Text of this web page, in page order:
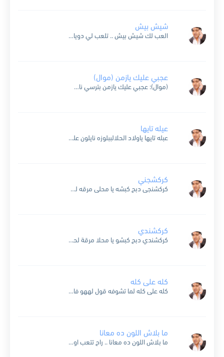
شيش بيش
العب لك شيش بيش .. تلعب لي دوياك بلاش لعب الدراويش .. عقدتنا لازم تنفك نلعب .. نلعب .. نلعب .. نلعب طعم البسبوسه وبس .. مش عايز بيا تحس...
عجبي عليك يازمن (موال)
(موال): عجبي عليك يازمن بترسي ناس ع البر وناس تتوه في البحر آسوا العذاب وأمر وناس غلابه رزقهم من خرم إبره يمر عايشين كده في المحن ولا شافوا لحظه تسر...
عيله تايها
عبله تايها ياولاد الحلالببلوزه نايلون على جيبه ترجالالحلوه خوخه خوخه جت بعد دوخه دوخهواللي يلاقيها يخطرنا في الحال ياولاد الحلال شاطره وشطوره امره وامورهالقدر قلبتها على فمها ما طلعت لبابا طلعت...
كركشجني
كركشنجى دبح كبشه يا محلى مرقه لحم كبشه عكشو فركش نكشو طنش قلشو آقلش سبع سلاطين استسلطناهم من عند المستسلطانين تقدر يا مسلطن يا مستسلطن تستسلطنلنا سبع سلاطين زى ما...
كركشندي
كركشندي دبح كبشو يا محلا مرقة لحم كبشو عكشوا فركش نكشوا طنش الشو ما تإلش وسبع سلاطين اسطسلطناهم من عند المسطسلطنين تقدر يا مسلطن يا مستسلطن تستسلطن لنا سبع سلاطين...
كله على كله
كله على كله لما تشوفه قول لههو فاكرنا ايه مش مالين عنيهروح قول له حصل ايه كله على كله ..هو فاكرنا ايه مش مالين عنيهبره واللي بره مين داحنا احنا...
ما بلاش اللون ده معانا
ما بلاش اللون ده معانا .. راح تتعب اوي ويانا والا احنا عشان بنحبك .. تشتري وتبيع في هوانا ما بلاش اللون ده معانا .. بلاش ده معانا هتلغول ليه...